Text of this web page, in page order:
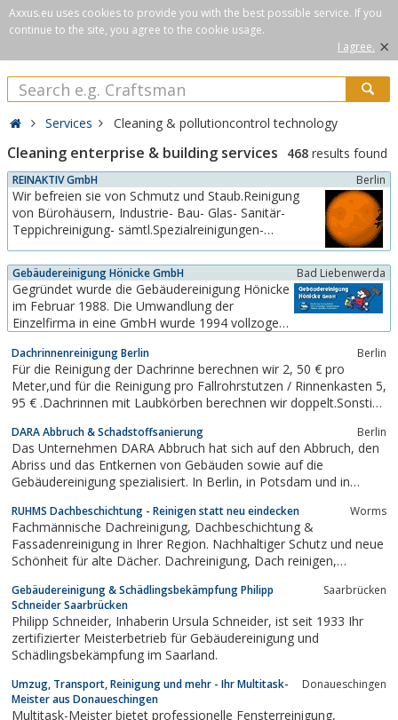
Axxus.eu uses cookies to provide you with the best possible service. If you
continue to the site, you agree to the cookie usage.
I agree. ×
Services Cleaning & pollutioncontrol technology
Cleaning enterprise & building services 468 results found
REINAKTIV GmbH Berlin
Wir befreien sie von Schmutz und Staub.Reinigung
von Bürohäusern, Industrie- Bau- Glas- Sanitär-
Teppichreinigung- sämtl.Spezialreinigungen-
(werden ständig mehr) ein wenig um, wir hoffen, Ihr
Interesse geweckt zu haben und beantworten gern
und unverbindlich jede...
Gebäudereinigung Hönicke GmbH Bad Liebenwerda
Gegründet wurde die Gebäudereinigung Hönicke
im Februar 1988. Die Umwandlung der
Einzelfirma in eine GmbH wurde 1994 vollzogen.
vom Geschäftsführer Herrn Dietmar Hönicke.
Der Hauptsitz des Unternehmens ist in Bad
Liebenwerda.Als Handwerksbetrieb bildet die
Gebäudereinigung...
Dachrinnenreinigung Berlin Berlin
Für die Reinigung der Dachrinne berechnen wir 2, 50 € pro
Meter,und für die Reinigung pro Fallrohrstutzen / Rinnenkasten 5,
95 € .Dachrinnen mit Laubkörben berechnen wir doppelt.Sonstige
€Weitere Leistungen und Preise auf AnfrageEs fallen keine...
DARA Abbruch & Schadstoffsanierung Berlin
Das Unternehmen DARA Abbruch hat sich auf den Abbruch, den
Abriss und das Entkernen von Gebäuden sowie auf die
Gebäudereinigung spezialisiert. In Berlin, in Potsdam und in
RUHMS Dachbeschichtung - Reinigen statt neu eindecken Worms
Fachmännische Dachreinigung, Dachbeschichtung &
Fassadenreinigung in Ihrer Region. Nachhaltiger Schutz und neue
Schönheit für alte Dächer. Dachreinigung, Dach reinigen,
Dachfarbe ändern, Farbveränderungen, Industrieanlagen
Beschichtung, Fassadenreinigung,...
Gebäudereinigung & Schädlingsbekämpfung Philipp
Schneider Saarbrücken
Saarbrücken
Philipp Schneider, Inhaberin Ursula Schneider, ist seit 1933 Ihr
zertifizierter Meisterbetrieb für Gebäudereinigung und
Schädlingsbekämpfung im Saarland.
Umzug, Transport, Reinigung und mehr - Ihr Multitask-
Meister aus Donaueschingen
Donaueschingen
Multitask-Meister bietet professionelle Fensterreinigung,